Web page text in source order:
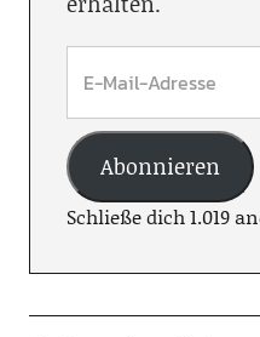
Abonnieren
Schließe dich 1.019